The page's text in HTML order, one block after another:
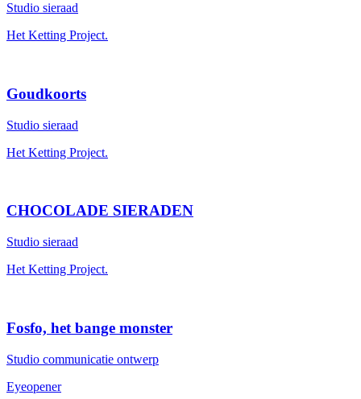
Studio sieraad
Het Ketting Project.
Goudkoorts
Studio sieraad
Het Ketting Project.
CHOCOLADE SIERADEN
Studio sieraad
Het Ketting Project.
Fosfo, het bange monster
Studio communicatie ontwerp
Eyeopener